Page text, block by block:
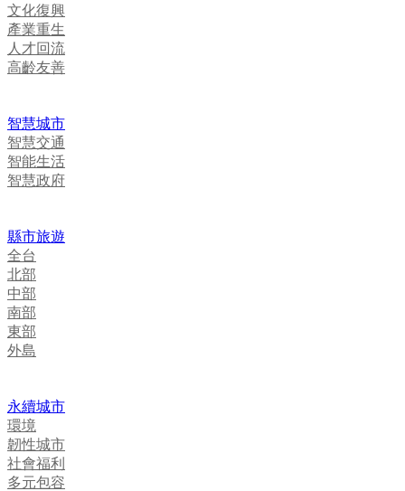
文化復興
產業重生
人才回流
高齡友善
智慧城市
智慧交通
智能生活
智慧政府
縣市旅遊
全台
北部
中部
南部
東部
外島
永續城市
環境
韌性城市
社會福利
多元包容